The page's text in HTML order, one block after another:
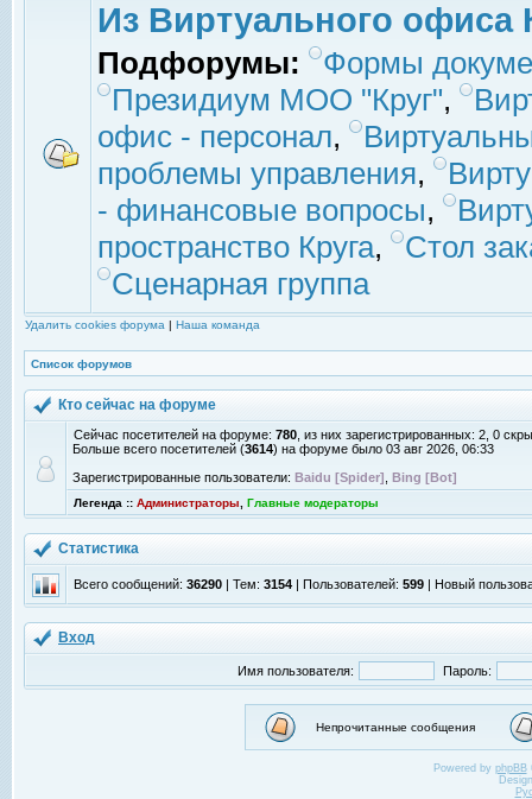
Из Виртуального офиса
Подфорумы:
Формы
Президиум МОО "Круг",
офис - персонал,
проблемы управления,
- финансовые вопросы,
пространство Круга,
Стол
Сценарная группа
Удалить cookies форума | Наша команда
Список форумов
Кто сейчас на форуме
Сейчас посетителей на форуме: 780 , из них зарегистрированных: 2, 0
Больше всего посетителей (3614) на форуме было 03 авг 2026, 06:33
Зарегистрированные пользователи: Baidu [Spider] Bing [Bot]
Легенда :: Администраторы Главные модераторы
Статистика
Всего сообщений: 36290 | Тем: 3154 | Пользователей: 599 | Новый
Вход
Имя пользователя: Пароль:
Непрочитанные сообщения
Powered by phpBB